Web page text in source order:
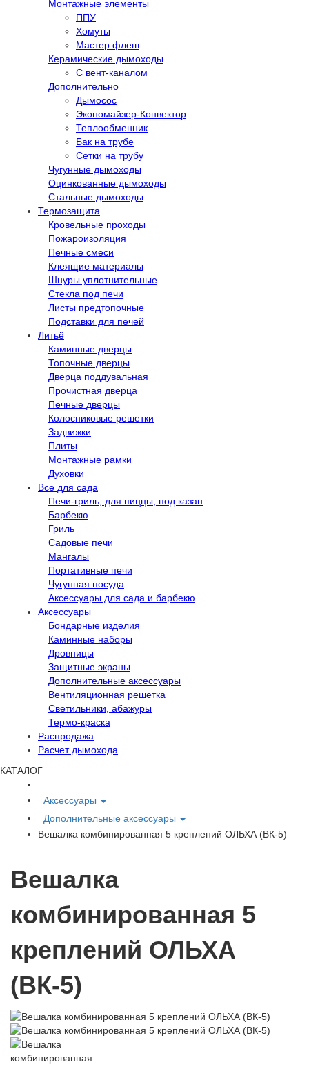
Монтажные элементы
ППУ
Хомуты
Мастер флеш
Керамические дымоходы
С вент-каналом
Дополнительно
Дымосос
Экономайзер-Конвектор
Теплообменник
Бак на трубе
Сетки на трубу
Чугунные дымоходы
Оцинкованные дымоходы
Стальные дымоходы
Термозащита
Кровельные проходы
Пожароизоляция
Печные смеси
Клеящие материалы
Шнуры уплотнительные
Стекла под печи
Листы предтопочные
Подставки для печей
Литьё
Каминные дверцы
Топочные дверцы
Дверца поддувальная
Прочистная дверца
Печные дверцы
Колосниковые решетки
Задвижки
Плиты
Монтажные рамки
Духовки
Все для сада
Печи-гриль, для пиццы, под казан
Барбекю
Гриль
Садовые печи
Мангалы
Портативные печи
Чугунная посуда
Аксессуары для сада и барбекю
Аксессуары
Бондарные изделия
Каминные наборы
Дровницы
Защитные экраны
Дополнительные аксессуары
Вентиляционная решетка
Светильники, абажуры
Термо-краска
Распродажа
Расчет дымохода
КАТАЛОГ
Аксессуары
Дополнительные аксессуары
Вешалка комбинированная 5 креплений ОЛЬХА (ВК-5)
Вешалка
комбинированная 5
креплений ОЛЬХА
(ВК-5)